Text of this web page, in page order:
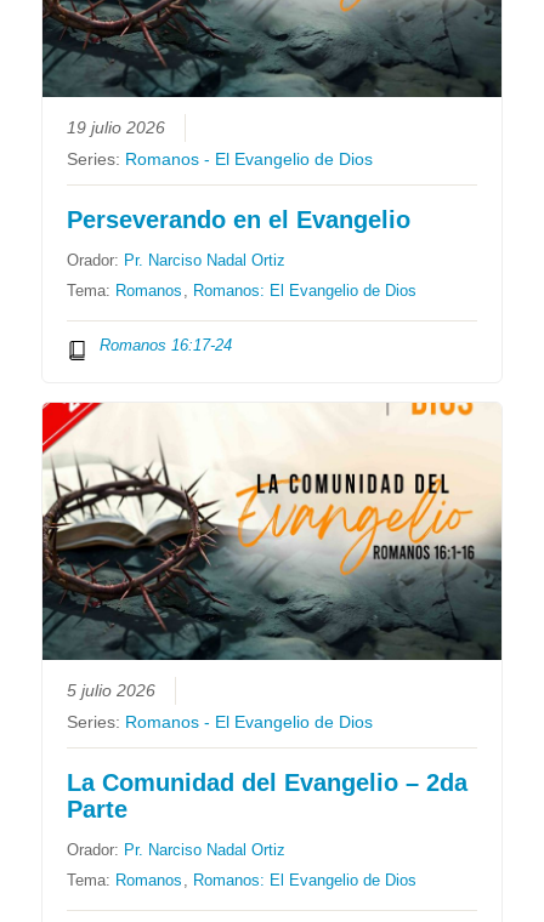
19 julio 2026
Series: Romanos - El Evangelio de Dios
Perseverando en el Evangelio
Orador: Pr. Narciso Nadal Ortiz
Tema: Romanos Romanos: El Evangelio de Dios
Romanos 16:17-24
5 julio 2026
Series: Romanos - El Evangelio de Dios
La Comunidad del Evangelio – 2da
Parte
Orador: Pr. Narciso Nadal Ortiz
Tema: Romanos Romanos: El Evangelio de Dios